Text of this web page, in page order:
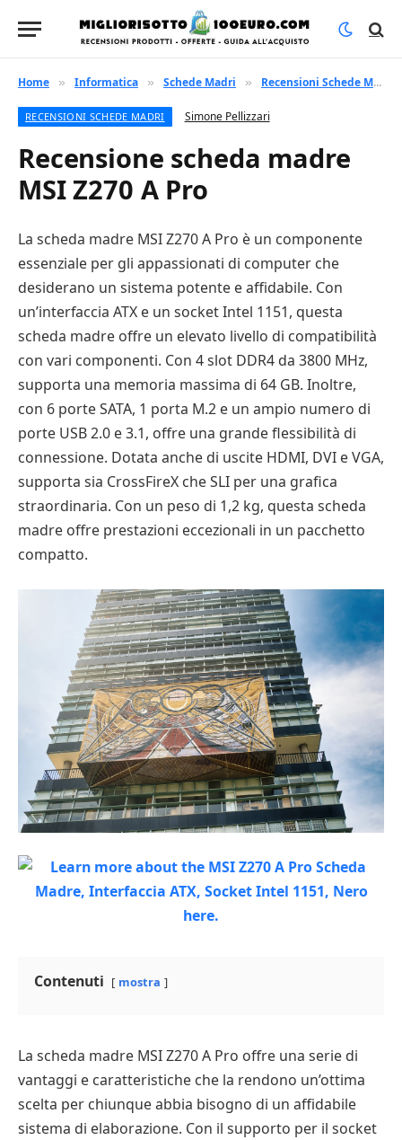
Home » Informatica » Schede Madri » Recensioni Schede Madri
RECENSIONI SCHEDE MADRI Simone Pellizzari
Recensione scheda madre
MSI Z270 A Pro
La scheda madre MSI Z270 A Pro è un componente
essenziale per gli appassionati di computer che
desiderano un sistema potente e affidabile. Con
un’interfaccia ATX e un socket Intel 1151, questa
scheda madre offre un elevato livello di compatibilità
con vari componenti. Con 4 slot DDR4 da 3800 MHz,
supporta una memoria massima di 64 GB. Inoltre,
con 6 porte SATA, 1 porta M.2 e un ampio numero di
porte USB 2.0 e 3.1, offre una grande flessibilità di
connessione. Dotata anche di uscite HDMI, DVI e VGA,
supporta sia CrossFireX che SLI per una grafica
straordinaria. Con un peso di 1,2 kg, questa scheda
madre offre prestazioni eccezionali in un pacchetto
compatto.
Contenuti mostra
La scheda madre MSI Z270 A Pro offre una serie di
vantaggi e caratteristiche che la rendono un’ottima
scelta per chiunque abbia bisogno di un affidabile
sistema di elaborazione. Con il supporto per il socket